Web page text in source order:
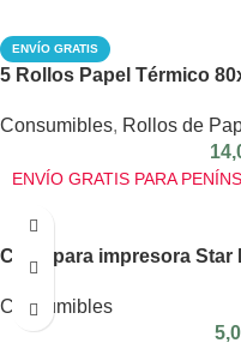
ENVÍO GRATIS
5 Rollos Papel Térmico
Consumibles, Rollos de
ENVÍO GRATIS PARA
Cinta para impresora Star
Consumibles